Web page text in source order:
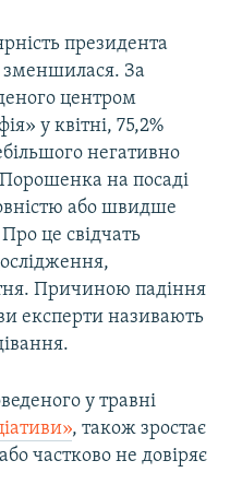
президента
зменшилася. За
центром
у квітні, 75,2%
негативно
на посаді
або швидше
це свідчать
Причиною падіння
експерти називають
у травні
, також зростає
частково не довіряє